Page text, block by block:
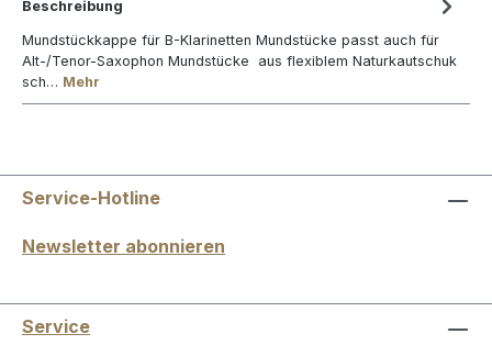
Beschreibung
Mundstückkappe für B-Klarinetten Mundstücke passt auch für
Alt-/Tenor-Saxophon Mundstücke aus flexiblem Naturkautschuk
sch… Mehr
Service-Hotline
Newsletter abonnieren
Service